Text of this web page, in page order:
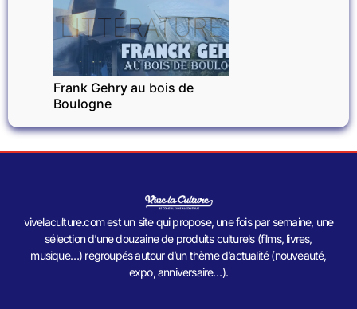
LITTÉRATURE
Frank Gehry au bois de
Boulogne
vivelaculture.com est un site qui propose, une fois par semaine, une
sélection d’une douzaine de produits culturels (films, livres,
musique…) regroupés autour d’un thème d’actualité (nouveauté,
expo, anniversaire…).